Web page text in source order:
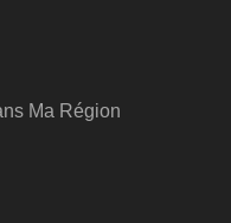
Ma Région